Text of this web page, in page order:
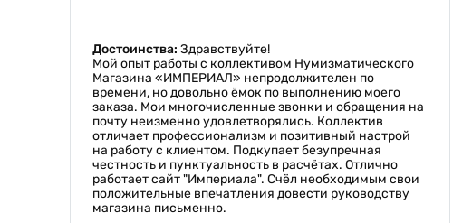
Достоинства: Здравствуйте!
Мой опыт работы с коллективом Нумизматического
Магазина «ИМПЕРИАЛ» непродолжителен по
времени, но довольно ёмок по выполнению моего
заказа. Мои многочисленные звонки и обращения на
почту неизменно удовлетворялись. Коллектив
отличает профессионализм и позитивный настрой
на работу с клиентом. Подкупает безупречная
честность и пунктуальность в расчётах. Отлично
работает сайт "Империала". Счёл необходимым свои
положительные впечатления довести руководству
магазина письменно.